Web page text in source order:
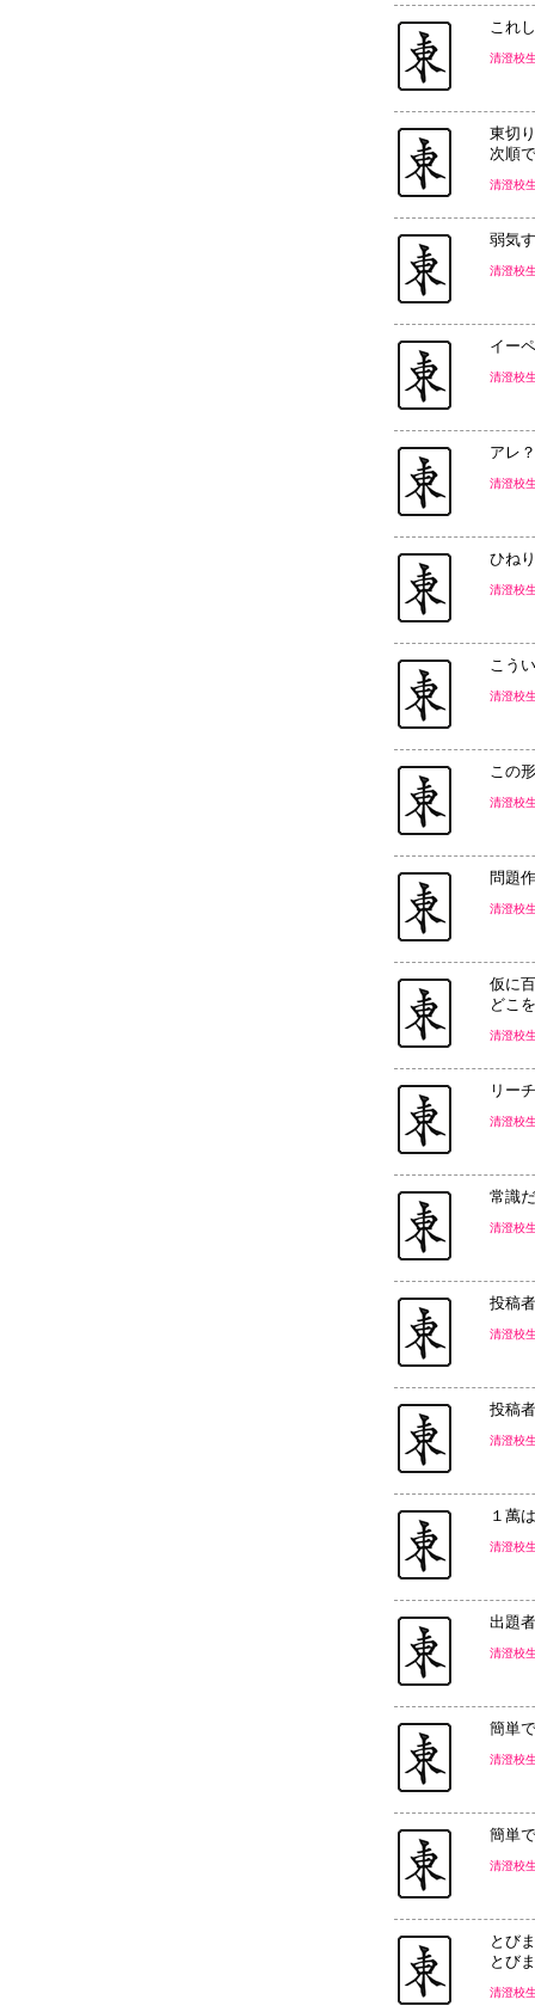
これ
清澄
東切
次順
清澄
弱気
清澄
イー
清澄
アレ
清澄
ひね
清澄
こう
清澄
この
清澄
問題
清澄
仮に
どこ
清澄
リー
清澄
常識
清澄
投稿
清澄
投稿
清澄
１萬
清澄
出題
清澄
簡単
清澄
簡単
清澄
とび
とび
清澄